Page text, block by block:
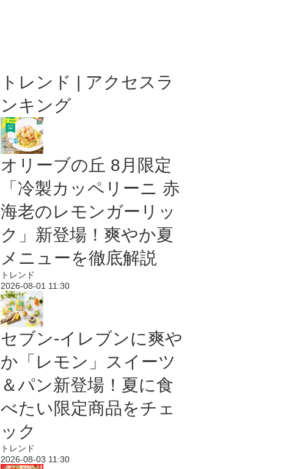
トレンド | アクセスラ
ンキング
オリーブの丘 8月限定
「冷製カッペリーニ 赤
海老のレモンガーリッ
ク」新登場！爽やか夏
メニューを徹底解説
トレンド
2026-08-01 11:30
セブン‐イレブンに爽や
か「レモン」スイーツ
＆パン新登場！夏に食
べたい限定商品をチェ
ック
トレンド
2026-08-03 11:30